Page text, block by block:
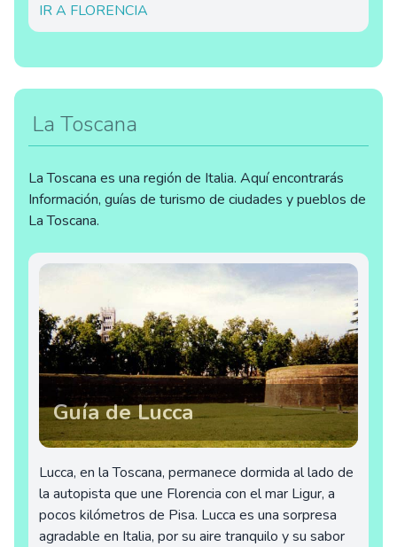
IR A FLORENCIA
La Toscana
La Toscana es una región de Italia. Aquí encontrarás
Información, guías de turismo de ciudades y pueblos de
La Toscana.
Guía de Lucca
Lucca, en la Toscana, permanece dormida al lado de
la autopista que une Florencia con el mar Ligur, a
pocos kilómetros de Pisa. Lucca es una sorpresa
agradable en Italia, por su aire tranquilo y su sabor